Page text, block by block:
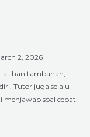
2, 2026
latihan tambahan,
Tutor juga selalu
soal cepat.